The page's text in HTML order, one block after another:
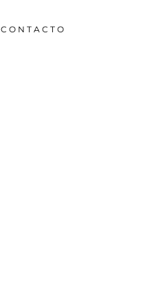
CONTACTO